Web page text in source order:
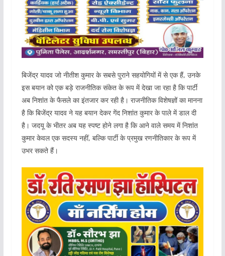
बिजेंद्र यादव जो नीतीश कुमार के सबसे पुराने सहयोगियों में से एक हैं, उनके
इस बयान को एक बड़े राजनीतिक संकेत के रूप में देखा जा रहा है कि पार्टी
अब निशांत के फैसले का इंतजार कर रही है। राजनीतिक विशेषज्ञों का मानना
है कि बिजेंद्र यादव ने यह बयान देकर गेंद निशांत कुमार के पाले में डाल दी
है। जदयू के भीतर अब यह स्पष्ट होने लगा है कि आने वाले समय में निशांत
कुमार केवल एक सदस्य नहीं, बल्कि पार्टी के प्रमुख रणनीतिकार के रूप में
उभर सकते हैं।